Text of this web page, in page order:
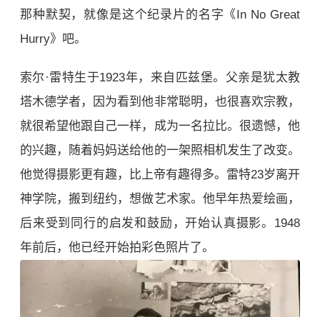
那种默契，就像是这个纪录片的名字《In No Great
Hurry》吧。
索尔·雷特生于1923年，来自匹兹堡。父亲是犹太教
塔木德学者，因为看到他非常聪明，也很喜欢宗教，
就很希望他跟自己一样，成为一名拉比。很遗憾，他
的兴趣，随着妈妈送给他的一架照相机发生了改变。
他觉得摄影更有趣，比上帝有趣得多。雷特23岁离开
神学院，搬到纽约，想做艺术家。他早年热爱绘画，
后来受到同行的启发和鼓励，开始认真摄影。1948
年前后，他已经开始拍彩色照片了。